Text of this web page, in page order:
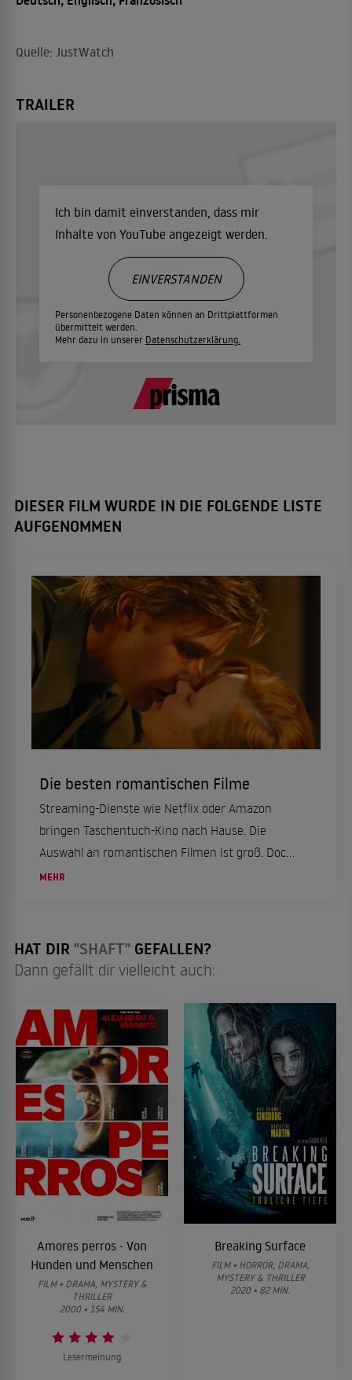
Quelle: JustWatch
TRAILER
Ich bin damit einverstanden, dass mir
Inhalte von YouTube angezeigt werden.
Personenbezogene Daten können an Drittplattformen
übermittelt werden.
Mehr dazu in unserer Datenschutzerklärung.
EINVERSTANDEN
DIESER FILM WURDE IN DIE FOLGENDE LISTE
AUFGENOMMEN
Die besten romantischen Filme
Streaming-Dienste wie Netflix oder Amazon
bringen Taschentuch-Kino nach Hause. Die
Auswahl an romantischen Filmen ist groß. Doch
was sind die besten Liebesfilme? Und welche
MEHR
HAT DIR "SHAFT" GEFALLEN?
Dann gefällt dir vielleicht auch:
Amores perros - Von
Hunden und Menschen
FILM • DRAMA, MYSTERY &
THRILLER
2000 • 154 MIN.
Lesermeinung
Breaking Surface
FILM • HORROR, DRAMA,
MYSTERY & THRILLER
2020 • 82 MIN.